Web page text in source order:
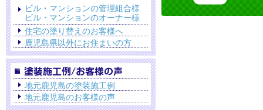
ビル・マンションの管理組合様
ビル・マンションのオーナー様
住宅の塗り替えのお客様へ
鹿児島県以外にお住まいの方
地元鹿児島の塗装施工例
地元鹿児島のお客様の声